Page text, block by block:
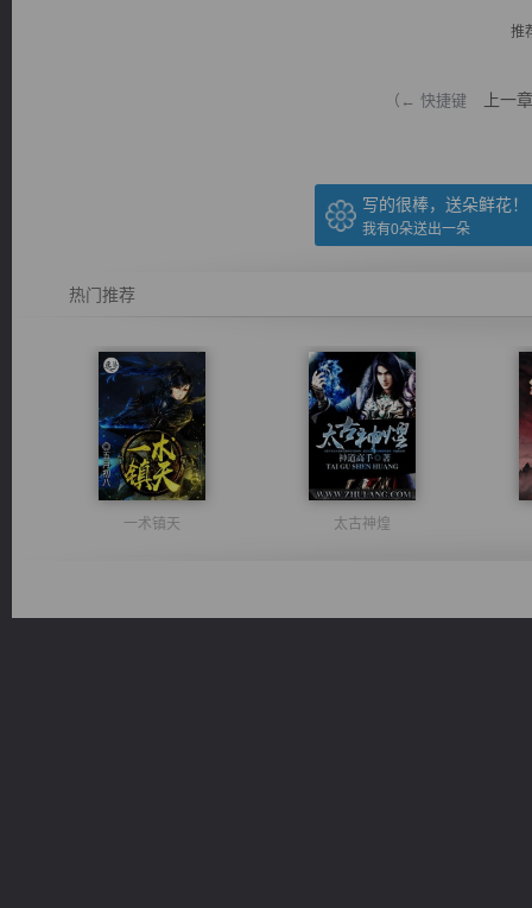
推
（← 快捷键 上一章
写的很棒，送朵鲜花！
我有0朵送出一朵
热门推荐
一术镇天 太古神煌